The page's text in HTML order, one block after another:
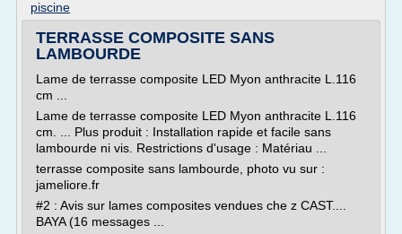
piscine
TERRASSE COMPOSITE SANS
LAMBOURDE
Lame de terrasse composite LED Myon anthracite L.116
cm ...
Lame de terrasse composite LED Myon anthracite L.116
cm. ... Plus produit : Installation rapide et facile sans
lambourde ni vis. Restrictions d'usage : Matériau ...
terrasse composite sans lambourde, photo vu sur :
jameliore.fr
#2 : Avis sur lames composites vendues che z CAST....
BAYA (16 messages ...